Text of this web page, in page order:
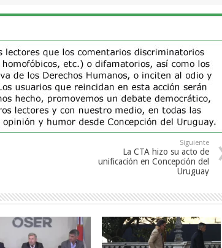
Siguiente
La CTA hizo su acto de
unificación en Concepción del
Uruguay